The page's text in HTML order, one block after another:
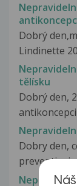
Dobrý
Lindinette
tělísku
Dobrý den,
Dobry den,
preventivni